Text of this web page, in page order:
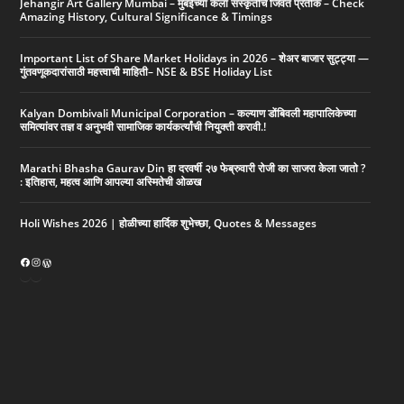
Jehangir Art Gallery Mumbai – मुंबईच्या कला संस्कृतीचे जिवंत प्रतीक – Check
Amazing History, Cultural Significance & Timings
Important List of Share Market Holidays in 2026 – शेअर बाजार सुट्ट्या —
गुंतवणूकदारांसाठी महत्त्वाची माहिती– NSE & BSE Holiday List
Kalyan Dombivali Municipal Corporation – कल्याण डोंबिवली महापालिकेच्या
समित्यांवर तज्ञ व अनुभवी सामाजिक कार्यकर्त्यांची नियुक्ती करावी.!
Marathi Bhasha Gaurav Din हा दरवर्षी २७ फेब्रुवारी रोजी का साजरा केला जातो ?
: इतिहास, महत्व आणि आपल्या अस्मितेची ओळख
Holi Wishes 2026 | होळीच्या हार्दिक शुभेच्छा, Quotes & Messages